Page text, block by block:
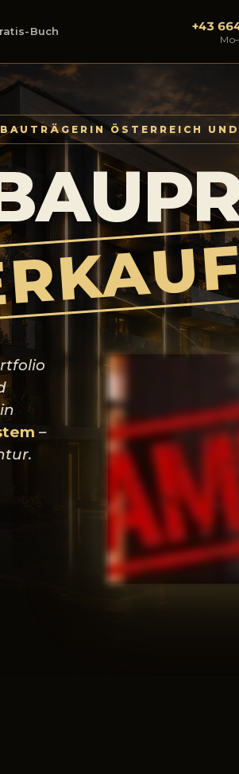
Buch +43
IN ÖSTERREICH
–